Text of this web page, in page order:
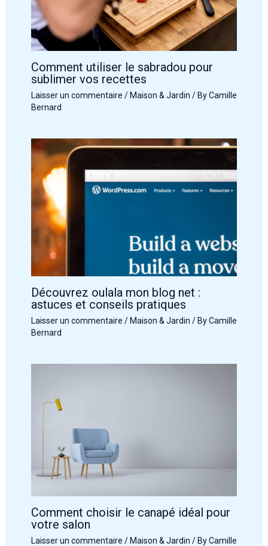
Comment utiliser le sabradou pour
sublimer vos recettes
Laisser un commentaire / Maison & Jardin / ByCamille
Bernard
Découvrez oulala mon blog net :
astuces et conseils pratiques
Laisser un commentaire / Maison & Jardin / ByCamille
Bernard
Comment choisir le canapé idéal pour
votre salon
Laisser un commentaire / Maison & Jardin / ByCamille